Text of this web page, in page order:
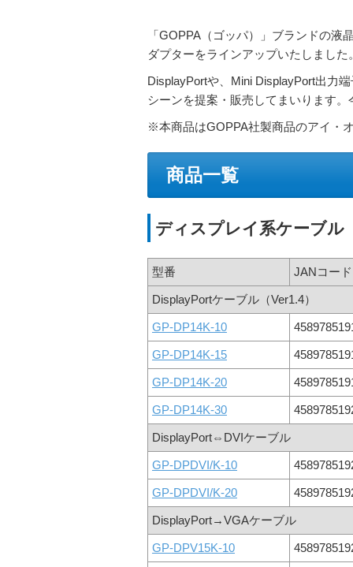
「GOPPA（ゴッパ）」ブランドの
ダプターをラインアップいたしました
DisplayPortや、Mini DisplayPort出力
シーンを提案・販売してまいります
※本商品はGOPPA社製商品のアイ・
商品一覧
ディスプレイ系ケーブル
型番 JANコード
DisplayPortケーブル（Ver1.4）
GP-DP14K-10
GP-DP14K-15
GP-DP14K-20
GP-DP14K-30
DisplayPort⇔DVIケーブル
GP-DPDVI/K-10
GP-DPDVI/K-20
DisplayPort→VGAケーブル
GP-DPV15K-10